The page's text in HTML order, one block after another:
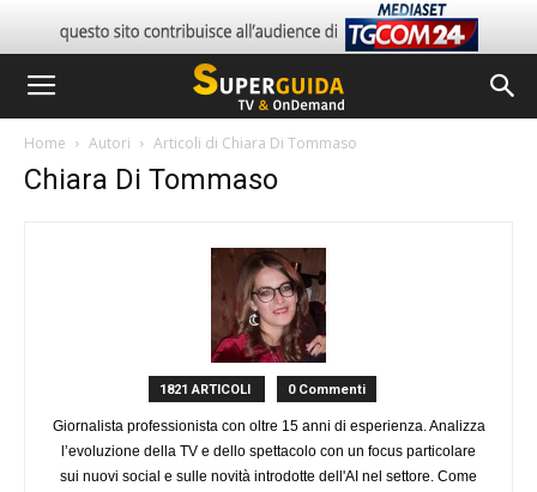
Home Autori Articoli di Chiara Di Tommaso
Chiara Di Tommaso
1821 ARTICOLI 0 Commenti
Giornalista professionista con oltre 15 anni di esperienza. Analizza
l’evoluzione della TV e dello spettacolo con un focus particolare
sui nuovi social e sulle novità introdotte dell'AI nel settore. Come